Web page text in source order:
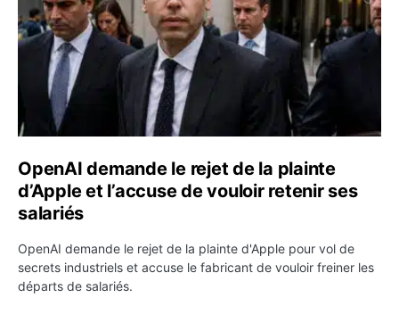
OpenAI demande le rejet de la plainte
d’Apple et l’accuse de vouloir retenir ses
salariés
OpenAI demande le rejet de la plainte d'Apple pour vol de
secrets industriels et accuse le fabricant de vouloir freiner les
départs de salariés.